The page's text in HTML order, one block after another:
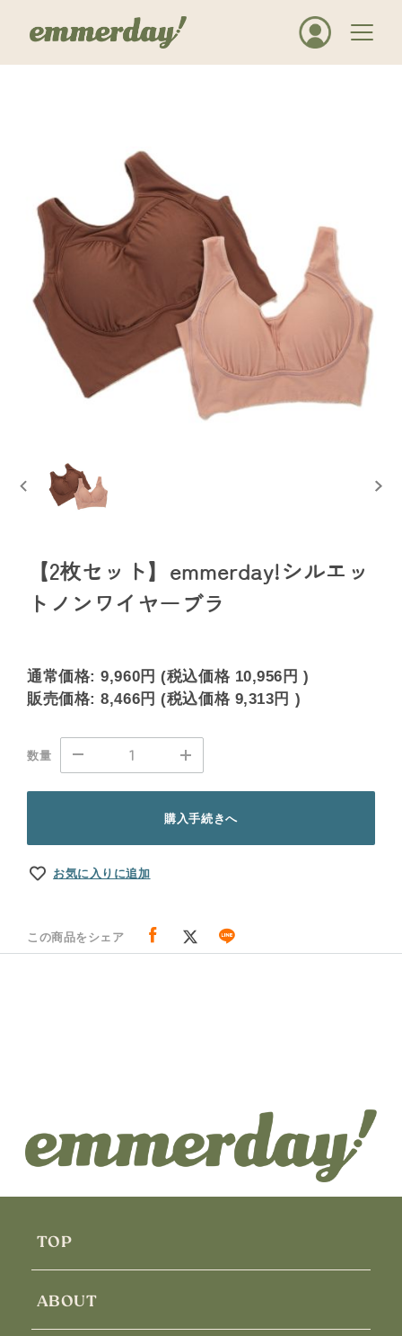
【2枚セット】emmerday!シルエッ
トノンワイヤーブラ
通常価格:9,960円 (税込価格 10,956円 )
販売価格:8,466円 (税込価格 9,313円 )
数量
購入手続きへ
お気に入りに追加
この商品をシェア
TOP
ABOUT